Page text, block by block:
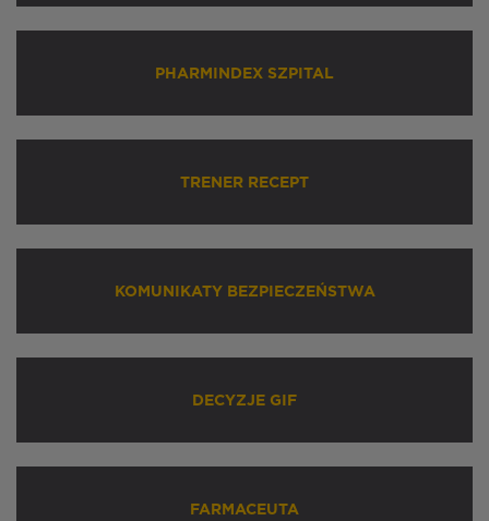
PHARMINDEX SZPITAL
TRENER RECEPT
KOMUNIKATY BEZPIECZEŃSTWA
DECYZJE GIF
FARMACEUTA